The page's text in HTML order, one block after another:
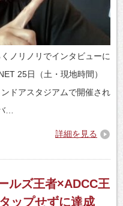
ノリノリでインタビューに
25日（土・現地時間）
ドアスタジアムで開催され
…
詳細を見る
ルズ王者×ADCC王
ップせずに達成